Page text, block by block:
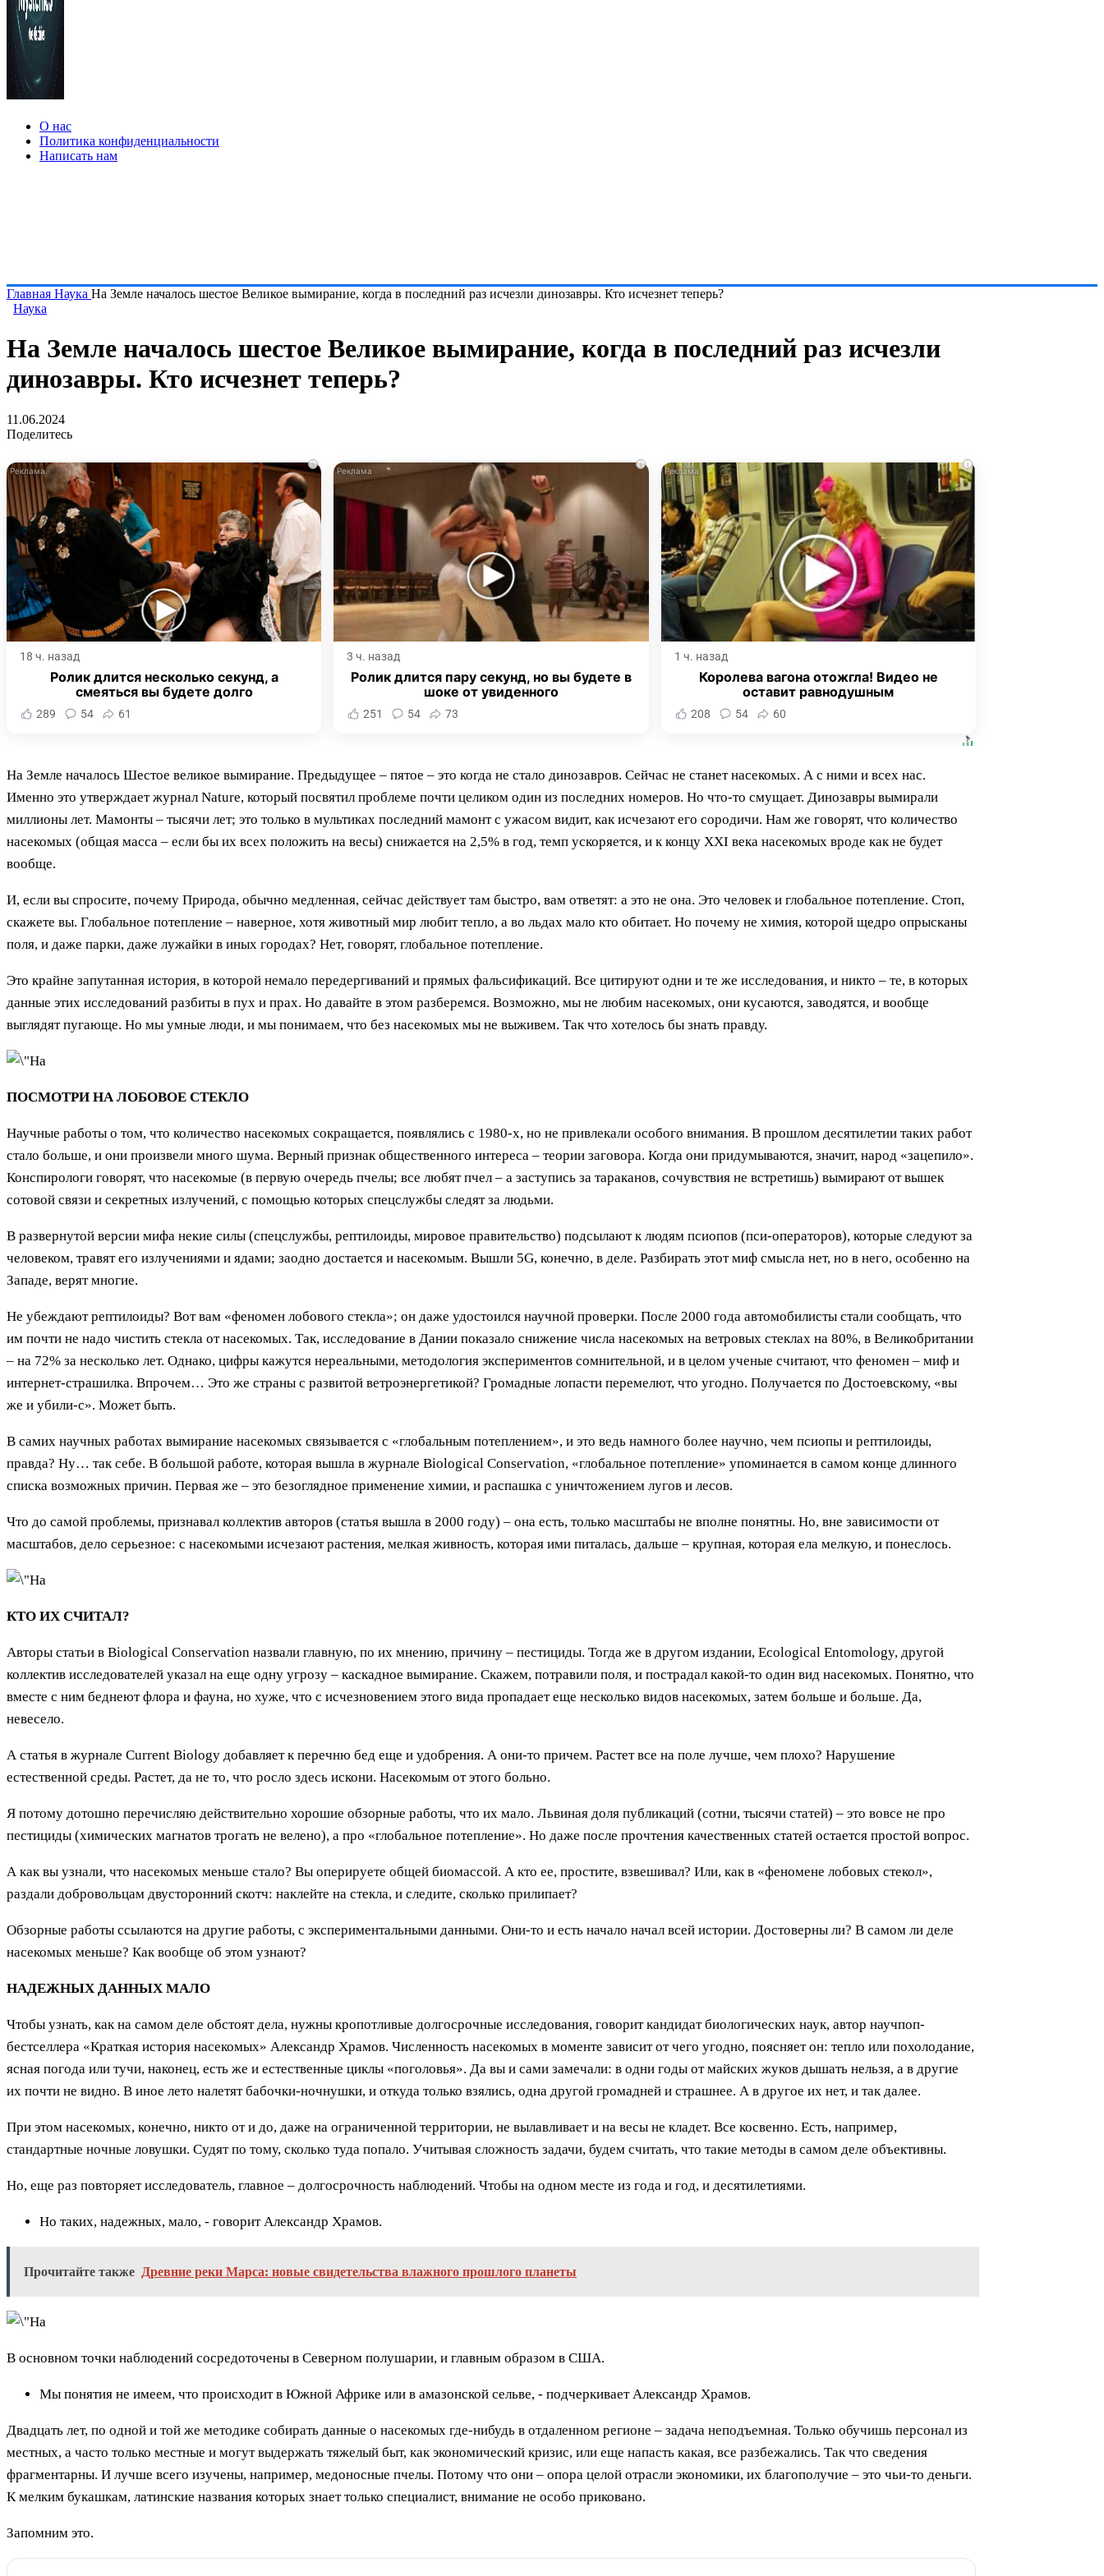
О нас
Политика конфиденциальности
Написать нам
Главная Наука На Земле началось шестое Великое вымирание, когда в последний раз исчезли динозавры. Кто исчезнет теперь?
Наука
На Земле началось шестое Великое вымирание, когда в последний раз исчезли
динозавры. Кто исчезнет теперь?
11.06.2024
Поделитесь
i
18 ч. назад
Ролик длится несколько секунд, а
смеяться вы будете долго
289 54 61
i
3 ч. назад
Ролик длится пару секунд, но вы будете в
шоке от увиденного
251 54 73
i
1 ч. назад
Королева вагона отожгла! Видео не
оставит равнодушным
208 54 60
На Земле началось Шестое великое вымирание. Предыдущее – пятое – это когда не стало динозавров. Сейчас не станет насекомых. А с ними и всех нас.
Именно это утверждает журнал Nature, который посвятил проблеме почти целиком один из последних номеров. Но что-то смущает. Динозавры вымирали
миллионы лет. Мамонты – тысячи лет; это только в мультиках последний мамонт с ужасом видит, как исчезают его сородичи. Нам же говорят, что количество
насекомых (общая масса – если бы их всех положить на весы) снижается на 2,5% в год, темп ускоряется, и к концу XXI века насекомых вроде как не будет
вообще.
И, если вы спросите, почему Природа, обычно медленная, сейчас действует там быстро, вам ответят: а это не она. Это человек и глобальное потепление. Стоп,
скажете вы. Глобальное потепление – наверное, хотя животный мир любит тепло, а во льдах мало кто обитает. Но почему не химия, которой щедро опрысканы
поля, и даже парки, даже лужайки в иных городах? Нет, говорят, глобальное потепление.
Это крайне запутанная история, в которой немало передергиваний и прямых фальсификаций. Все цитируют одни и те же исследования, и никто – те, в которых
данные этих исследований разбиты в пух и прах. Но давайте в этом разберемся. Возможно, мы не любим насекомых, они кусаются, заводятся, и вообще
выглядят пугающе. Но мы умные люди, и мы понимаем, что без насекомых мы не выживем. Так что хотелось бы знать правду.
ПОСМОТРИ НА ЛОБОВОЕ СТЕКЛО
Научные работы о том, что количество насекомых сокращается, появлялись с 1980-х, но не привлекали особого внимания. В прошлом десятилетии таких работ
стало больше, и они произвели много шума. Верный признак общественного интереса – теории заговора. Когда они придумываются, значит, народ «зацепило».
Конспирологи говорят, что насекомые (в первую очередь пчелы; все любят пчел – а заступись за тараканов, сочувствия не встретишь) вымирают от вышек
сотовой связи и секретных излучений, с помощью которых спецслужбы следят за людьми.
В развернутой версии мифа некие силы (спецслужбы, рептилоиды, мировое правительство) подсылают к людям псиопов (пси-операторов), которые следуют за
человеком, травят его излучениями и ядами; заодно достается и насекомым. Вышли 5G, конечно, в деле. Разбирать этот миф смысла нет, но в него, особенно на
Западе, верят многие.
Не убеждают рептилоиды? Вот вам «феномен лобового стекла»; он даже удостоился научной проверки. После 2000 года автомобилисты стали сообщать, что
им почти не надо чистить стекла от насекомых. Так, исследование в Дании показало снижение числа насекомых на ветровых стеклах на 80%, в Великобритании
– на 72% за несколько лет. Однако, цифры кажутся нереальными, методология экспериментов сомнительной, и в целом ученые считают, что феномен – миф и
интернет-страшилка. Впрочем… Это же страны с развитой ветроэнергетикой? Громадные лопасти перемелют, что угодно. Получается по Достоевскому, «вы
же и убили-с». Может быть.
В самих научных работах вымирание насекомых связывается с «глобальным потеплением», и это ведь намного более научно, чем псиопы и рептилоиды,
правда? Ну… так себе. В большой работе, которая вышла в журнале Biological Conservation, «глобальное потепление» упоминается в самом конце длинного
списка возможных причин. Первая же – это безоглядное применение химии, и распашка с уничтожением лугов и лесов.
Что до самой проблемы, признавал коллектив авторов (статья вышла в 2000 году) – она есть, только масштабы не вполне понятны. Но, вне зависимости от
масштабов, дело серьезное: с насекомыми исчезают растения, мелкая живность, которая ими питалась, дальше – крупная, которая ела мелкую, и понеслось.
КТО ИХ СЧИТАЛ?
Авторы статьи в Biological Conservation назвали главную, по их мнению, причину – пестициды. Тогда же в другом издании, Ecological Entomology, другой
коллектив исследователей указал на еще одну угрозу – каскадное вымирание. Скажем, потравили поля, и пострадал какой-то один вид насекомых. Понятно, что
вместе с ним беднеют флора и фауна, но хуже, что с исчезновением этого вида пропадает еще несколько видов насекомых, затем больше и больше. Да,
невесело.
А статья в журнале Current Biology добавляет к перечню бед еще и удобрения. А они-то причем. Растет все на поле лучше, чем плохо? Нарушение
естественной среды. Растет, да не то, что росло здесь искони. Насекомым от этого больно.
Я потому дотошно перечисляю действительно хорошие обзорные работы, что их мало. Львиная доля публикаций (сотни, тысячи статей) – это вовсе не про
пестициды (химических магнатов трогать не велено), а про «глобальное потепление». Но даже после прочтения качественных статей остается простой вопрос.
А как вы узнали, что насекомых меньше стало? Вы оперируете общей биомассой. А кто ее, простите, взвешивал? Или, как в «феномене лобовых стекол»,
раздали добровольцам двусторонний скотч: наклейте на стекла, и следите, сколько прилипает?
Обзорные работы ссылаются на другие работы, с экспериментальными данными. Они-то и есть начало начал всей истории. Достоверны ли? В самом ли деле
насекомых меньше? Как вообще об этом узнают?
НАДЕЖНЫХ ДАННЫХ МАЛО
Чтобы узнать, как на самом деле обстоят дела, нужны кропотливые долгосрочные исследования, говорит кандидат биологических наук, автор научпоп-
бестселлера «Краткая история насекомых» Александр Храмов. Численность насекомых в моменте зависит от чего угодно, поясняет он: тепло или похолодание,
ясная погода или тучи, наконец, есть же и естественные циклы «поголовья». Да вы и сами замечали: в одни годы от майских жуков дышать нельзя, а в другие
их почти не видно. В иное лето налетят бабочки-ночнушки, и откуда только взялись, одна другой громадней и страшнее. А в другое их нет, и так далее.
При этом насекомых, конечно, никто от и до, даже на ограниченной территории, не вылавливает и на весы не кладет. Все косвенно. Есть, например,
стандартные ночные ловушки. Судят по тому, сколько туда попало. Учитывая сложность задачи, будем считать, что такие методы в самом деле объективны.
Но, еще раз повторяет исследователь, главное – долгосрочность наблюдений. Чтобы на одном месте из года и год, и десятилетиями.
Но таких, надежных, мало, - говорит Александр Храмов.
Прочитайте также Древние реки Марса: новые свидетельства влажного прошлого планеты
В основном точки наблюдений сосредоточены в Северном полушарии, и главным образом в США.
Мы понятия не имеем, что происходит в Южной Африке или в амазонской сельве, - подчеркивает Александр Храмов.
Двадцать лет, по одной и той же методике собирать данные о насекомых где-нибудь в отдаленном регионе – задача неподъемная. Только обучишь персонал из
местных, а часто только местные и могут выдержать тяжелый быт, как экономический кризис, или еще напасть какая, все разбежались. Так что сведения
фрагментарны. И лучше всего изучены, например, медоносные пчелы. Потому что они – опора целой отрасли экономики, их благополучие – это чьи-то деньги.
К мелким букашкам, латинские названия которых знает только специалист, внимание не особо приковано.
Запомним это.